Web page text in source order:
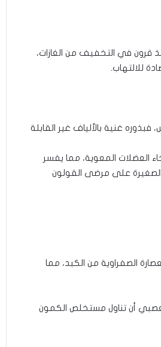
قرون في التخفيف من الغازات،
للالتهاب.
غنية بالألياف غير القابلة
العضلات المعوية، مما يفسر
الصغيرة على مرضى القولون
الصفراوية من الكبد، مما
مصابًا بمتلازمة القولون العصبي أن تناول مستخلص الكمون